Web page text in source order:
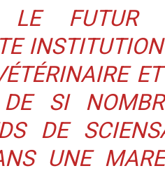
LE FUTUR
SI
DE
UNE